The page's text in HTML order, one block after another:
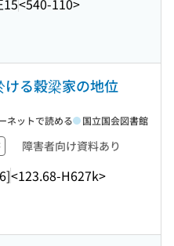
る穀梁家の地位
障害者向け資料あり
<123.68-H627k>
ネットで読める 国立国会図書館